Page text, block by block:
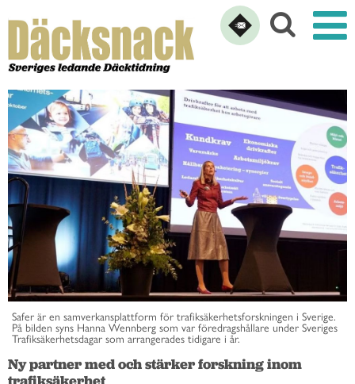
Safer är en samverkansplattform för trafiksäkerhetsforskningen i Sverige.
På bilden syns Hanna Wennberg som var föredragshållare under Sveriges
Trafiksäkerhetsdagar som arrangerades tidigare i år.
Ny partner med och stärker forskning inom